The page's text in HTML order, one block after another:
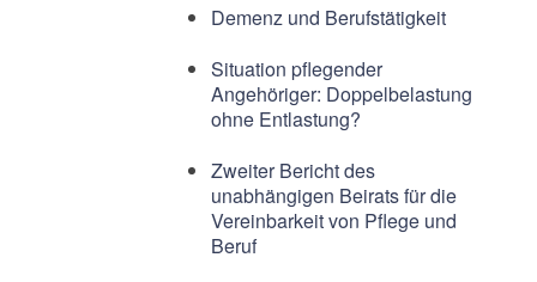
Demenz und Berufstätigkeit
Situation pflegender
Angehöriger: Doppelbelastung
ohne Entlastung?
Zweiter Bericht des
unabhängigen Beirats für die
Vereinbarkeit von Pflege und
Beruf